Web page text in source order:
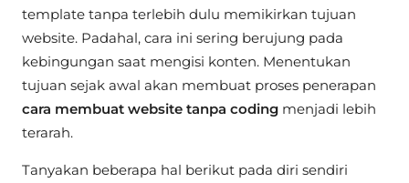
template tanpa terlebih dulu memikirkan tujuan
website. Padahal, cara ini sering berujung pada
kebingungan saat mengisi konten. Menentukan
tujuan sejak awal akan membuat proses penerapan
cara membuat website tanpa coding menjadi lebih
terarah.
Tanyakan beberapa hal berikut pada diri sendiri